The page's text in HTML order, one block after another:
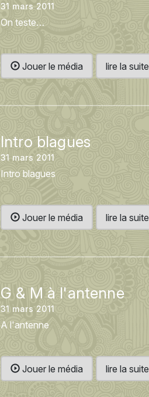
31 mars 2011
On teste…
Jouer le média lire la
Intro blagues
31 mars 2011
Intro blagues
Jouer le média lire la
G & M à l'antenne
31 mars 2011
A l'antenne
Jouer le média lire la